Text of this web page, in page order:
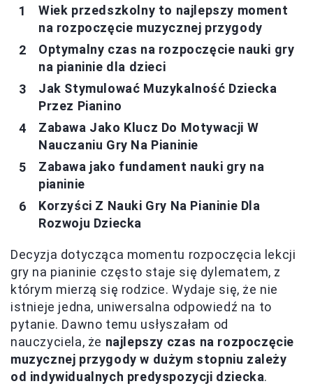
Wiek przedszkolny to najlepszy moment
na rozpoczęcie muzycznej przygody
Optymalny czas na rozpoczęcie nauki gry
na pianinie dla dzieci
Jak Stymulować Muzykalność Dziecka
Przez Pianino
Zabawa Jako Klucz Do Motywacji W
Nauczaniu Gry Na Pianinie
Zabawa jako fundament nauki gry na
pianinie
Korzyści Z Nauki Gry Na Pianinie Dla
Rozwoju Dziecka
Decyzja dotycząca momentu rozpoczęcia lekcji
gry na pianinie często staje się dylematem, z
którym mierzą się rodzice. Wydaje się, że nie
istnieje jedna, uniwersalna odpowiedź na to
pytanie. Dawno temu usłyszałam od
nauczyciela, że najlepszy czas na rozpoczęcie
muzycznej przygody w dużym stopniu zależy
od indywidualnych predyspozycji dziecka.